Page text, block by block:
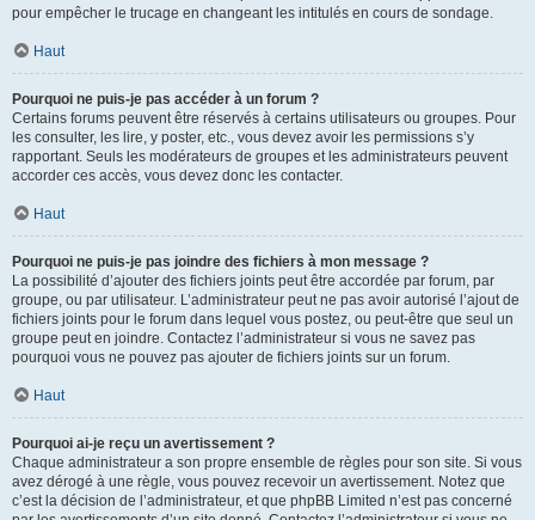
pour empêcher le trucage en changeant les intitulés en cours de sondage.
Haut
Pourquoi ne puis-je pas accéder à un forum ?
Certains forums peuvent être réservés à certains utilisateurs ou groupes. Pour
les consulter, les lire, y poster, etc., vous devez avoir les permissions s’y
rapportant. Seuls les modérateurs de groupes et les administrateurs peuvent
accorder ces accès, vous devez donc les contacter.
Haut
Pourquoi ne puis-je pas joindre des fichiers à mon message ?
La possibilité d’ajouter des fichiers joints peut être accordée par forum, par
groupe, ou par utilisateur. L’administrateur peut ne pas avoir autorisé l’ajout de
fichiers joints pour le forum dans lequel vous postez, ou peut-être que seul un
groupe peut en joindre. Contactez l’administrateur si vous ne savez pas
pourquoi vous ne pouvez pas ajouter de fichiers joints sur un forum.
Haut
Pourquoi ai-je reçu un avertissement ?
Chaque administrateur a son propre ensemble de règles pour son site. Si vous
avez dérogé à une règle, vous pouvez recevoir un avertissement. Notez que
c’est la décision de l’administrateur, et que phpBB Limited n’est pas concerné